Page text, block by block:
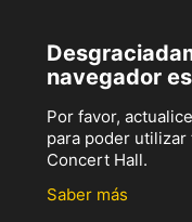
navegador
Por favor,
para poder
Concert Hall.
Saber más